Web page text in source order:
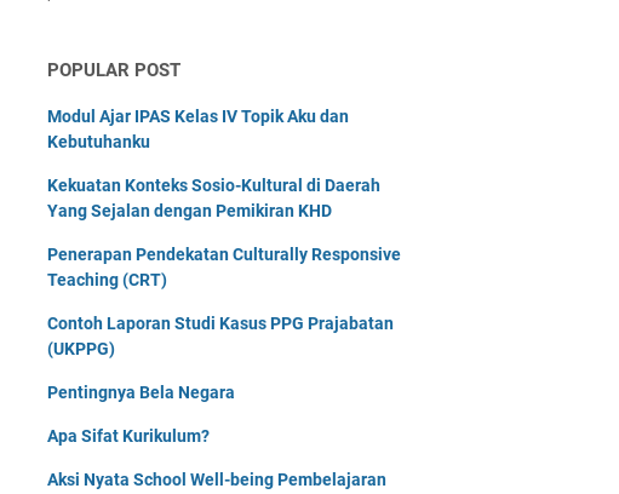
POPULAR POST
Modul Ajar IPAS Kelas IV Topik Aku dan
Kebutuhanku
Kekuatan Konteks Sosio-Kultural di Daerah
Yang Sejalan dengan Pemikiran KHD
Penerapan Pendekatan Culturally Responsive
Teaching (CRT)
Contoh Laporan Studi Kasus PPG Prajabatan
(UKPPG)
Pentingnya Bela Negara
Apa Sifat Kurikulum?
Aksi Nyata School Well-being Pembelajaran